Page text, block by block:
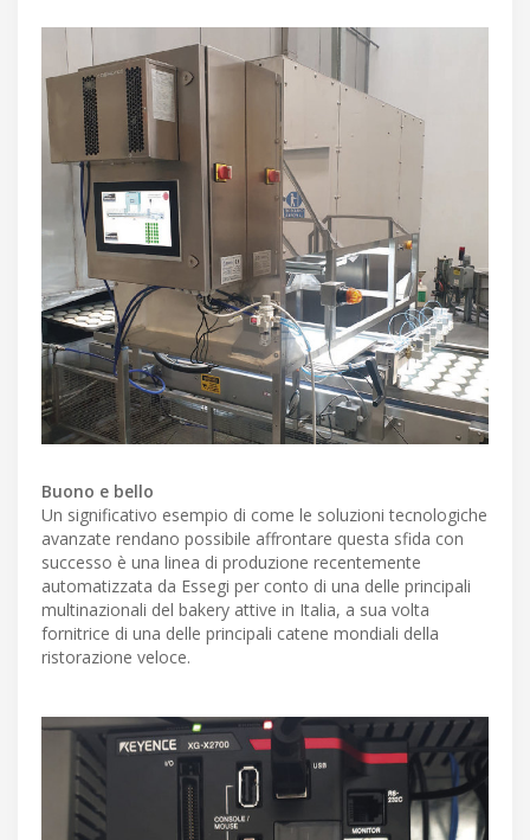
Buono e bello
Un significativo esempio di come le soluzioni tecnologiche
avanzate rendano possibile affrontare questa sfida con
successo è una linea di produzione recentemente
automatizzata da Essegi per conto di una delle principali
multinazionali del bakery attive in Italia, a sua volta
fornitrice di una delle principali catene mondiali della
ristorazione veloce.